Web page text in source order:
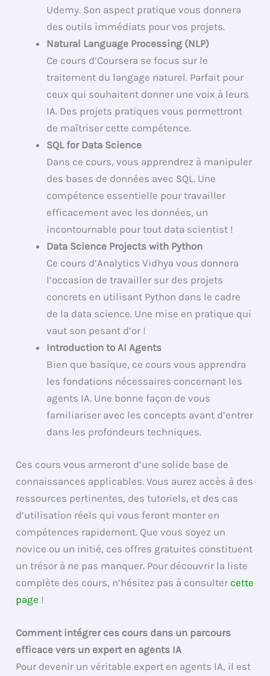
Udemy. Son aspect pratique vous donnera
des outils immédiats pour vos projets.
Natural Language Processing (NLP)
Ce cours d’Coursera se focus sur le
traitement du langage naturel. Parfait pour
ceux qui souhaitent donner une voix à leurs
IA. Des projets pratiques vous permettront
de maîtriser cette compétence.
SQL for Data Science
Dans ce cours, vous apprendrez à manipuler
des bases de données avec SQL. Une
compétence essentielle pour travailler
efficacement avec les données, un
incontournable pour tout data scientist !
Data Science Projects with Python
Ce cours d’Analytics Vidhya vous donnera
l’occasion de travailler sur des projets
concrets en utilisant Python dans le cadre
de la data science. Une mise en pratique qui
vaut son pesant d’or !
Introduction to AI Agents
Bien que basique, ce cours vous apprendra
les fondations nécessaires concernant les
agents IA. Une bonne façon de vous
familiariser avec les concepts avant d’entrer
dans les profondeurs techniques.
Ces cours vous armeront d’une solide base de
connaissances applicables. Vous aurez accès à des
ressources pertinentes, des tutoriels, et des cas
d’utilisation réels qui vous feront monter en
compétences rapidement. Que vous soyez un
novice ou un initié, ces offres gratuites constituent
un trésor à ne pas manquer. Pour découvrir la liste
complète des cours, n’hésitez pas à consultercette
page !
Comment intégrer ces cours dans un parcours
efficace vers un expert en agents IA
Pour devenir un véritable expert en agents IA, il est